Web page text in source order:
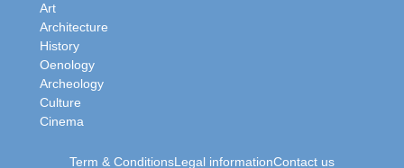
Art
Architecture
History
Oenology
Archeology
Culture
Cinema
Term & ConditionsLegal informationContact us